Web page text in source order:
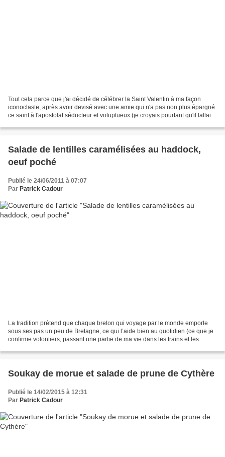
Tout cela parce que j'ai décidé de célébrer la Saint Valentin à ma façon
iconoclaste, après avoir devisé avec une amie qui n'a pas non plus épargné
ce saint à l'apostolat séducteur et voluptueux (je croyais pourtant qu'il fallait
Salade de lentilles caramélisées au haddock,
oeuf poché
Publié le 24/06/2011 à 07:07
Par Patrick Cadour
La tradition prétend que chaque breton qui voyage par le monde emporte
sous ses pas un peu de Bretagne, ce qui l’aide bien au quotidien (ce que je
confirme volontiers, passant une partie de ma vie dans les trains et les
Soukay de morue et salade de prune de Cythère
Publié le 14/02/2015 à 12:31
Par Patrick Cadour